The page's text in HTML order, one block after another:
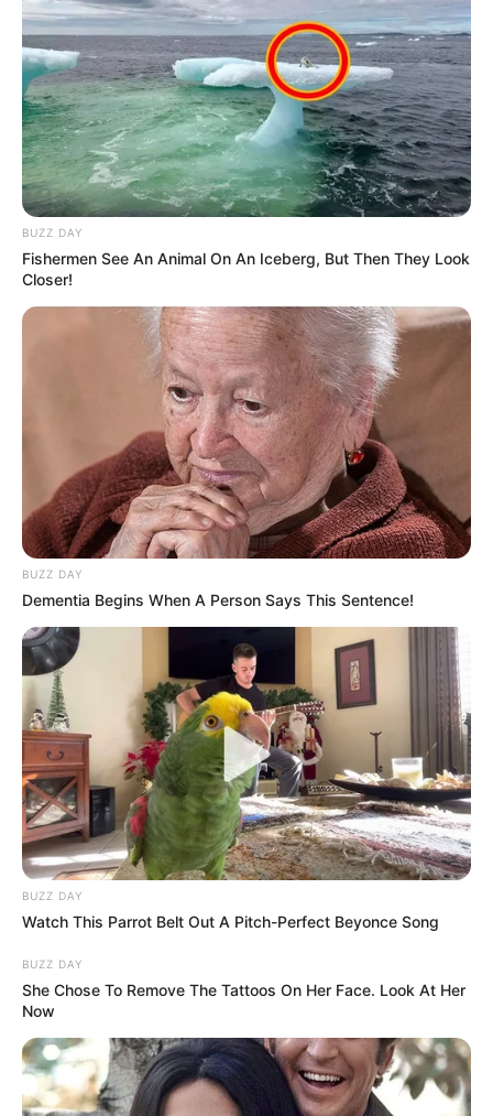
BUZZ DAY
Fishermen See An Animal On An Iceberg, But Then They Look
Closer!
BUZZ DAY
Dementia Begins When A Person Says This Sentence!
BUZZ DAY
Watch This Parrot Belt Out A Pitch-Perfect Beyonce Song
BUZZ DAY
She Chose To Remove The Tattoos On Her Face. Look At Her
Now